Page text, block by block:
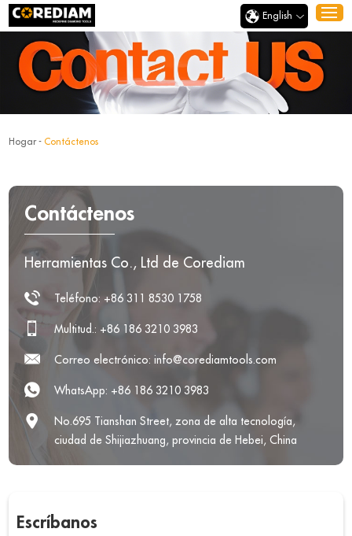
English
Hogar-Contáctenos
Contáctenos
Herramientas Co., Ltd de Corediam
Teléfono: +86 311 8530 1758
Multitud.: +86 186 3210 3983
Correo electrónico:info@corediamtools.com
WhatsApp: +86 186 3210 3983
No.695 Tianshan Street, zona de alta tecnología,
ciudad de Shijiazhuang, provincia de Hebei, China
Escríbanos